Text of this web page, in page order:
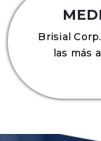
Brisial
las más